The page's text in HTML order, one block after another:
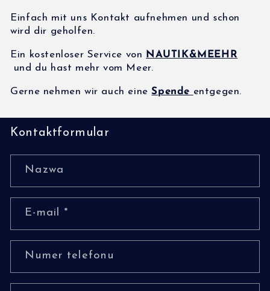
Einfach mit uns Kontakt aufnehmen und schon
wird dir geholfen.
Ein kostenloser Service von
NAUTIK&MEEHR
und du hast mehr vom Meer.
Gerne nehmen wir auch eineSpende entgegen.
Kontaktformular
Nazwa
E-mail *
Numer telefonu